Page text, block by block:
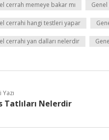
cerrah memeye bakar mı
cerrahi hangi testleri yapar
cerrahi yan dalları nelerdir
Tatlıları Nelerdir